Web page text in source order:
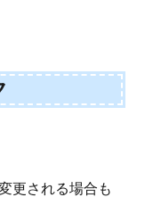
更される場合も